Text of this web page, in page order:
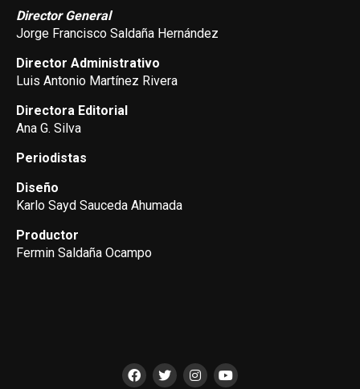
Director General
Jorge Francisco Saldaña Hernández
Director Administrativo
Luis Antonio Martínez Rivera
Directora Editorial
Ana G. Silva
Periodistas
Diseño
Karlo Sayd Sauceda Ahumada
Productor
Fermin Saldaña Ocampo